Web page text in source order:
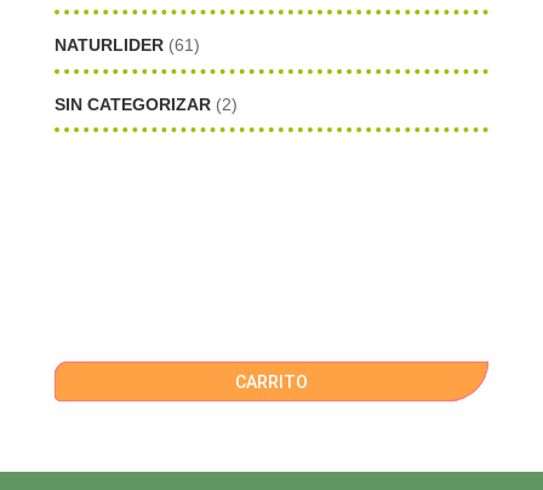
NATURLIDER (61)
SIN CATEGORIZAR (2)
CARRITO